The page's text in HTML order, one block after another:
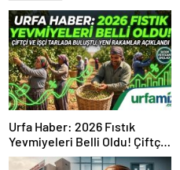
Urfa Haber: 2026 Fıstık
Yevmiyeleri Belli Oldu! Çiftçi
ve İşçi Tarlada Buluştu